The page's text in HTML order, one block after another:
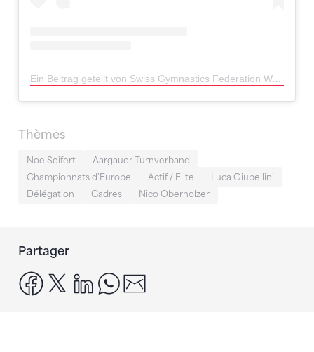
Ein Beitrag geteilt von Swiss Gymnastics Federation WAG / MAG (@swissgymnastics_wag.mag)
Thèmes
Noe Seifert
Aargauer Turnverband
Championnats d'Europe
Actif / Elite
Luca Giubellini
Délégation
Cadres Nico Oberholzer
Partager
facebook
x linkedinwhatsapp